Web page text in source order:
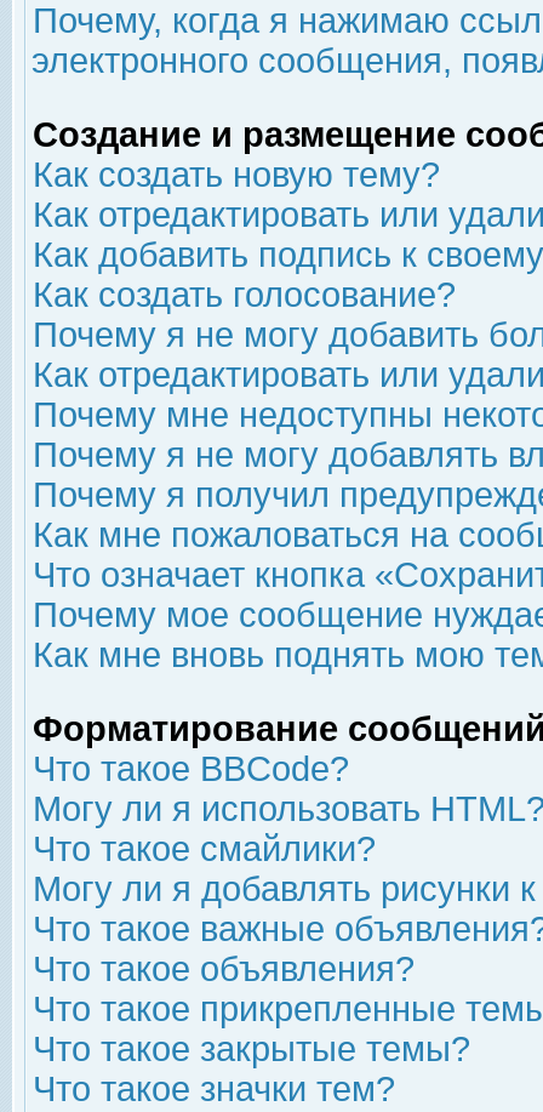
Почему, когда я нажимаю
электронного сообщения,
Создание и размещение
Как создать новую тему?
Как отредактировать или
Как добавить подпись к
Как создать голосование?
Почему я не могу добавить
Как отредактировать или
Почему мне недоступны
Почему я не могу добавлять
Почему я получил
Как мне пожаловаться на
Что означает кнопка
Почему мое сообщение
Как мне вновь поднять мою
Форматирование
Что такое BBCode?
Могу ли я использовать
Что такое смайлики?
Могу ли я добавлять рисунки
Что такое важные
Что такое объявления?
Что такое прикрепленные
Что такое закрытые темы?
Что такое значки тем?